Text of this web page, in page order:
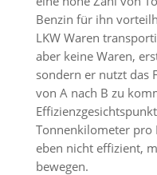
Benzin für ihn
LKW Waren
aber keine Waren,
sondern er nutzt das
von A nach B zu
Tonnenkilometer pro
eben nicht effizient,
bewegen.